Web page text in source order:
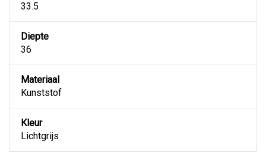
33.5
Diepte
36
Materiaal
Kunststof
Kleur
Lichtgrijs